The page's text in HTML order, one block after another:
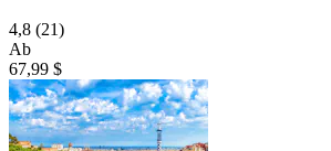
4,8 (21)
Ab
67,99 $